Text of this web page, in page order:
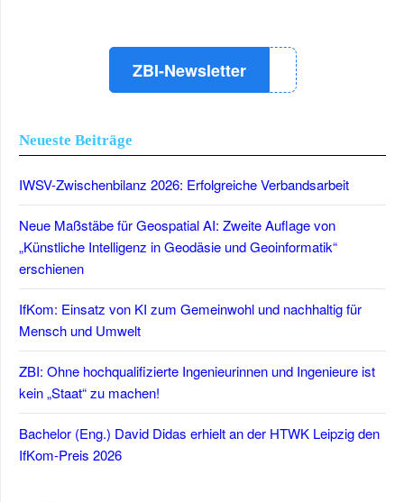
ZBI-Newsletter
Neueste Beiträge
IWSV-Zwischenbilanz 2026: Erfolgreiche Verbandsarbeit
Neue Maßstäbe für Geospatial AI: Zweite Auflage von
„Künstliche Intelligenz in Geodäsie und Geoinformatik“
erschienen
IfKom: Einsatz von KI zum Gemeinwohl und nachhaltig für
Mensch und Umwelt
ZBI: Ohne hochqualifizierte Ingenieurinnen und Ingenieure ist
kein „Staat“ zu machen!
Bachelor (Eng.) David Didas erhielt an der HTWK Leipzig den
IfKom-Preis 2026